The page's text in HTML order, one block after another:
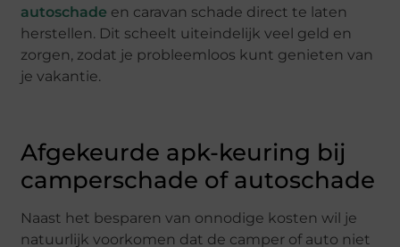
autoschade en caravan schade direct te laten
herstellen. Dit scheelt uiteindelijk veel geld en
zorgen, zodat je probleemloos kunt genieten van
je vakantie.
Afgekeurde apk-keuring bij
camperschade of autoschade
Naast het besparen van onnodige kosten wil je
natuurlijk voorkomen dat de camper of auto niet